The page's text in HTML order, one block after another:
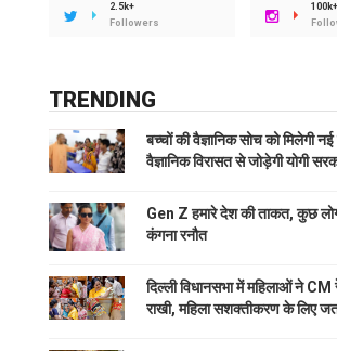
2.5k+
Followers
100k+
TRENDING
बच्चों की वैज्ञानिक सोच को मिलेगी
वैज्ञानिक विरासत से जोड़ेगी योगी
Gen Z हमारे देश की ताकत, कुछ
कंगना रनौत
दिल्ली विधानसभा में महिलाओं ने CM
राखी, महिला सशक्तीकरण के लिए